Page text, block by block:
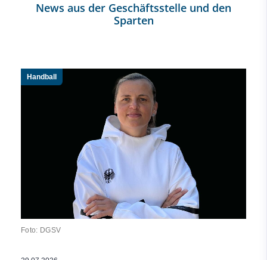
News aus der Geschäftsstelle und den
Sparten
Foto: DGSV
Handball